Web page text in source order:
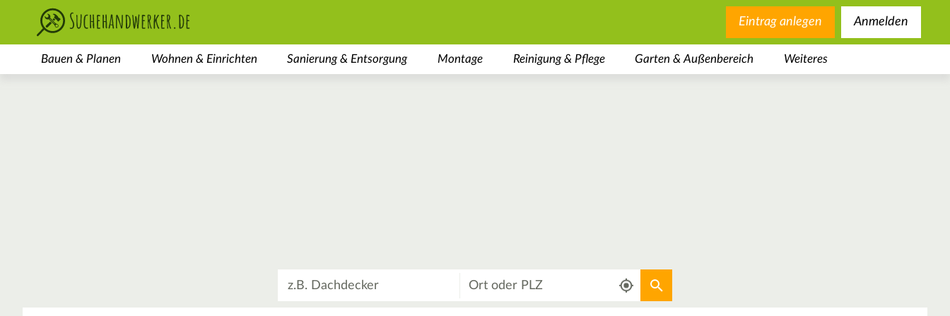
Eintrag anlegen Anmelden
Bauen & Planen Wohnen & Einrichten Sanierung & Entsorgung Montage Reinigung & Pflege Garten & Außenbereich Weiteres
Aktuellen Standort verwenden